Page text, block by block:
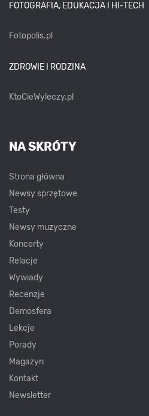
FOTOGRAFIA, EDUKACJA I HI-TECH
Fotopolis.pl
ZDROWIE I RODZINA
KtoCieWyleczy.pl
NA SKRÓTY
Strona główna
Newsy sprzętowe
Testy
Newsy muzyczne
Koncerty
Relacje
Wywiady
Recenzje
Demosfera
Lekcje
Porady
Magazyn
Kontakt
Newsletter